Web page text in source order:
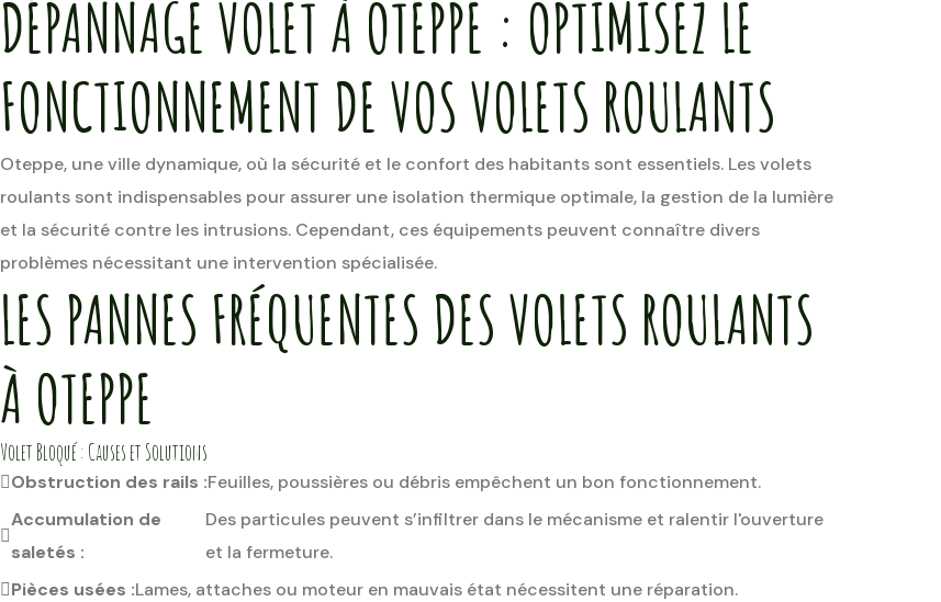
DÉPANNAGE VOLET À OTEPPE : OPTIMISEZ LE
FONCTIONNEMENT DE VOS VOLETS ROULANTS
Oteppe, une ville dynamique, où la sécurité et le confort des habitants sont essentiels. Les volets
roulants sont indispensables pour assurer une isolation thermique optimale, la gestion de la lumière
et la sécurité contre les intrusions. Cependant, ces équipements peuvent connaître divers
problèmes nécessitant une intervention spécialisée.
LES PANNES FRÉQUENTES DES VOLETS ROULANTS
À OTEPPE
Volet Bloqué : Causes et Solutions
Obstruction des rails :Feuilles, poussières ou débris empêchent un bon fonctionnement.
Accumulation de
saletés :
Des particules peuvent s’infiltrer dans le mécanisme et ralentir l'ouverture
et la fermeture.
Pièces usées :Lames, attaches ou moteur en mauvais état nécessitent une réparation.